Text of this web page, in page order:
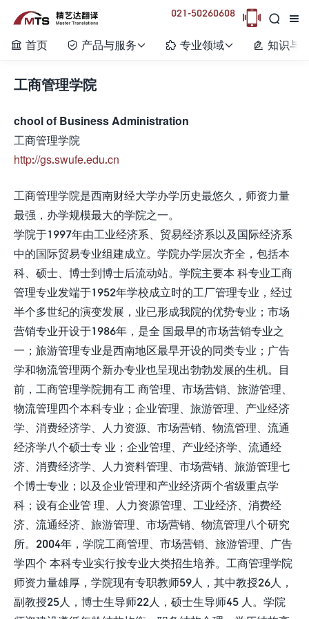


021-50260608 
 首页  产品与服务  专业领域  知识与
工商管理学院
chool of Business Administration
工商管理学院
http://gs.swufe.edu.cn
工商管理学院是西南财经大学办学历史最悠久，师资力量
最强，办学规模最大的学院之一。
学院于1997年由工业经济系、贸易经济系以及国际经济系
中的国际贸易专业组建成立。学院办学层次齐全，包括本
科、硕士、博士到博士后流动站。学院主要本 科专业工商
管理专业发端于1952年学校成立时的工厂管理专业，经过
半个多世纪的演变发展，业已形成我院的优势专业；市场
营销专业开设于1986年，是全 国最早的市场营销专业之
一；旅游管理专业是西南地区最早开设的同类专业；广告
学和物流管理两个新办专业也呈现出勃勃发展的生机。目
前，工商管理学院拥有工 商管理、市场营销、旅游管理、
物流管理四个本科专业；企业管理、旅游管理、产业经济
学、消费经济学、人力资源、市场营销、物流管理、流通
经济学八个硕士专 业；企业管理、产业经济学、流通经
济、消费经济学、人力资料管理、市场营销、旅游管理七
个博士专业；以及企业管理和产业经济两个省级重点学
科；设有企业管 理、人力资源管理、工业经济、消费经
济、流通经济、旅游管理、市场营销、物流管理八个研究
所。2004年，学院工商管理、市场营销、旅游管理、广告
学四个 本科专业实行按专业大类招生培养。工商管理学院
师资力量雄厚，学院现有专职教师59人，其中教授26人，
副教授25人，博士生导师22人，硕士生导师45 人。学院